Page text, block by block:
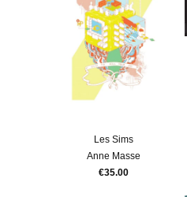
Les Sims
Anne Masse
€35.00